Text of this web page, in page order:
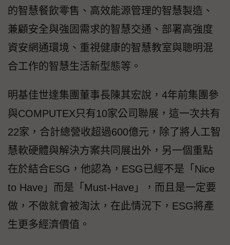
的智慧餐飲零售、高效能源管理的智慧製造、
兼顧安全與強固需求的智慧交通、部署高強度
資安網通環境、重視健康的智慧教室與聰明混
合工作的智慧生活新型態等。
明基佳世達集團董事長陳其宏說，4年前集團參
與COMPUTEX只有10家公司聯展，這一次共有
22家，合計總營收超過600億元，除了將人工智
慧軟硬體與解決方案共同展出外，另一個重點
在於結合ESG，他認為，ESG已經不是「Nice
to Have」而是「Must-Have」，而且是一定要
做，不做就會被淘汰，在此情況下，ESG將產
生更多經濟價值。